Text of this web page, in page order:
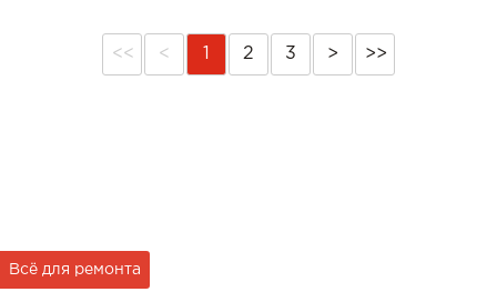
<< < 2 3 > >>
Всё для ремонта